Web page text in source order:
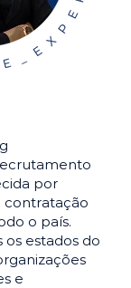
por
contratação
o país.
estados do
e